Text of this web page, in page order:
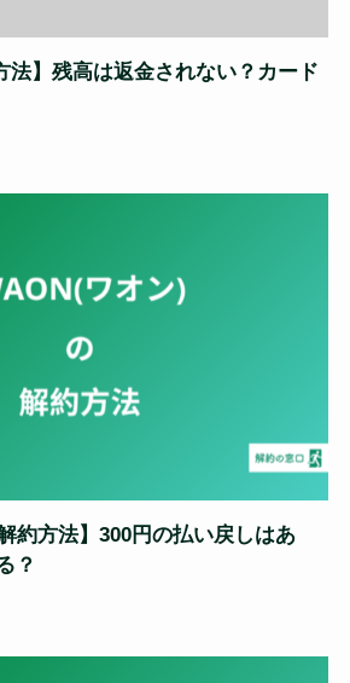
法】残高は返金されない？カード
約方法】300円の払い戻しはあ
？